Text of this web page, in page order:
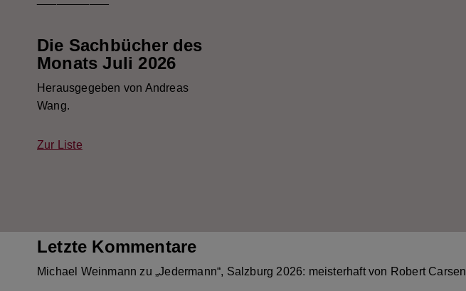
Die Sachbücher des
Monats Juli 2026
Herausgegeben von Andreas
Wang.
Zur Liste
Letzte Kommentare
Michael Weinmann zu„Jedermann“, Salzburg 2026: meisterhaft von Robert Carsen